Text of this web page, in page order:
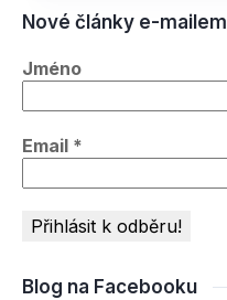
Nové články e-mailem
Jméno
Email *
Blog na Facebooku